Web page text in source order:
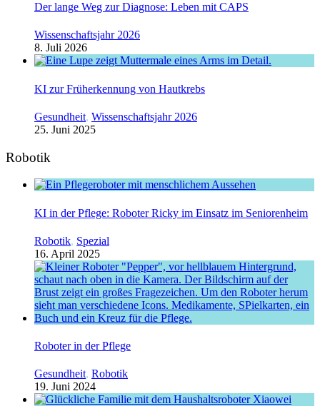
Der lange Weg zur Diagnose: Leben mit CAPS
Wissenschaftsjahr 2026
8. Juli 2026
KI zur Früherkennung von Hautkrebs
Gesundheit, Wissenschaftsjahr 2026
25. Juni 2025
Robotik
KI in der Pflege: Roboter Ricky im Einsatz im Seniorenheim
Robotik, Spezial
16. April 2025
Roboter in der Pflege
Gesundheit, Robotik
19. Juni 2024